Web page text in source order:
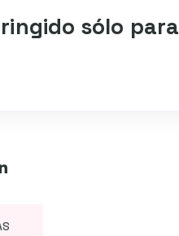
sólo para